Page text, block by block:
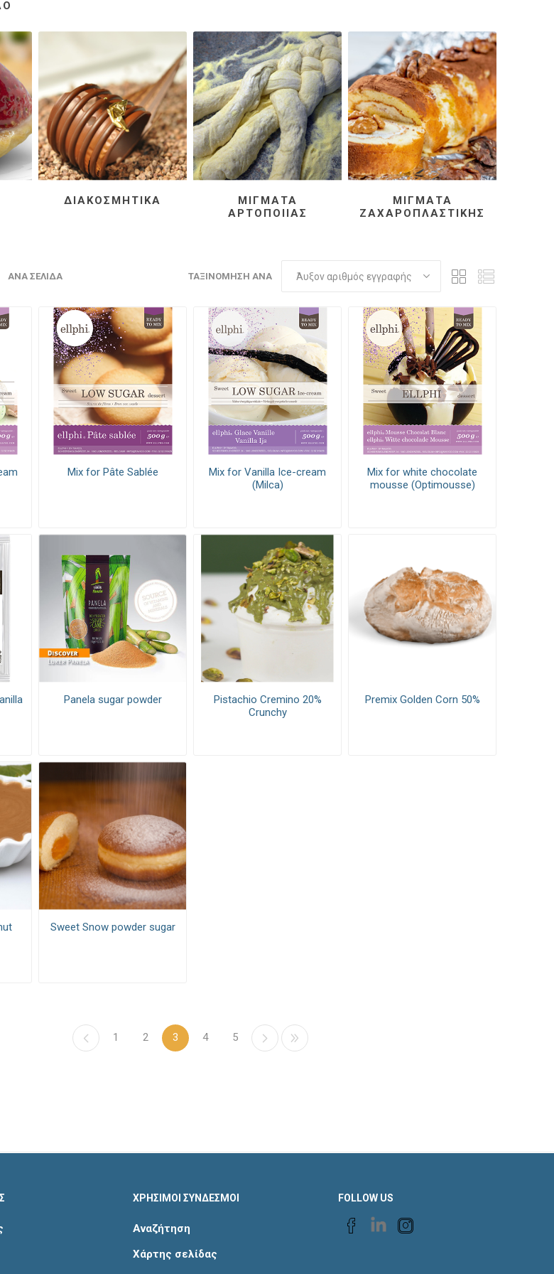
Διακοσμητικά Μίγματα Αρτοποιίας
Μίγματα
Ζαχαροπλαστικής
ΔΙΑΚΟΣΜΗΤΙΚΆ
ΜΊΓΜΑΤΑ
ΑΡΤΟΠΟΙΊΑΣ
ΜΊΓΜΑΤΑ
ΖΑΧΑΡΟΠΛΑΣΤΙΚΉΣ
ΤΑΞΙΝΌΜΗΣΗ ΑΝΆ
ΑΝΆ ΣΕΛΊΔΑ
Mix for Pâte Sablée
Mix for Vanilla Ice-cream
(Milca)
Mix for white chocolate
mousse (Optimousse)
Panela sugar powder
Pistachio Cremino 20%
Crunchy
Premix Golden Corn 50%
Sweet Snow powder sugar
1 2 3 4 5
ΧΡΗΣΙΜΟΙ ΣΥΝΔΕΣΜΟΙ
Αναζήτηση
Χάρτης σελίδας
FOLLOW US